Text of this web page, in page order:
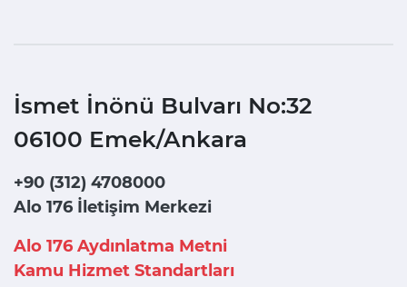
İsmet İnönü Bulvarı No:32
06100 Emek/Ankara
+90 (312) 4708000
Alo 176 İletişim Merkezi
Alo 176 Aydınlatma Metni
Kamu Hizmet Standartları